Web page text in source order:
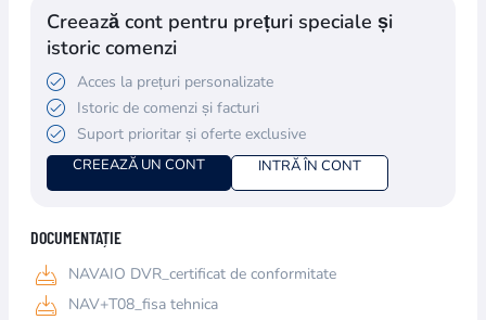
Creează cont pentru prețuri speciale și
istoric comenzi
Acces la prețuri personalizate
Istoric de comenzi și facturi
Suport prioritar și oferte exclusive
CREEAZĂ UN CONT INTRĂ ÎN CONT
DOCUMENTAȚIE
NAVAIO DVR_certificat de conformitate
NAV+T08_fisa tehnica